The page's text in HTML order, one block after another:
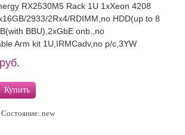
RX2530M5 Rack 1U 1xXeon 4208
2933/2Rx4/RDIMM,no HDD(up to 8
BBU),2xGbE onb.,no
Arm kit 1U,IRMCadv,no p/c,3YW
Купить
Состояние: new